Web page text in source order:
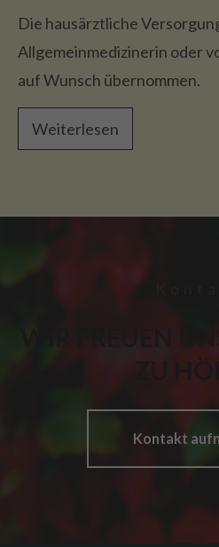
Die hausärztliche
Allgemeinmedizinerin oder
auf Wunsch übernommen.
Weiterlesen
WIR FREUEN
ZU
Kontakt